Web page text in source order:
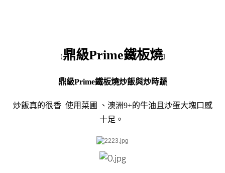
【鼎級Prime鐵板燒】
鼎級Prime鐵板燒炒飯與炒時蔬
炒飯真的很香 使用菜圃 、澳洲9+的牛油且炒蛋大塊口感
十足。